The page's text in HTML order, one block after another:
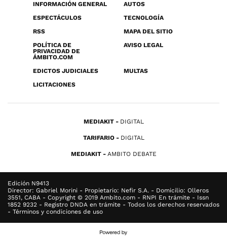
INFORMACIÓN GENERAL
AUTOS
ESPECTÁCULOS
TECNOLOGÍA
RSS
MAPA DEL SITIO
POLÍTICA DE
PRIVACIDAD DE
ÁMBITO.COM
AVISO LEGAL
EDICTOS JUDICIALES
MULTAS
LICITACIONES
MEDIAKIT DIGITAL
TARIFARIO DIGITAL
MEDIAKIT AMBITO DEBATE
Edición N9413
Director: Gabriel Morini - Propietario: Nefir S.A. - Domicilio: Olleros
3551, CABA - Copyright © 2019 Ambito.com - RNPI En trámite - Issn
1852 9232 - Registro DNDA en trámite - Todos los derechos reservados
- Términos y condiciones de uso